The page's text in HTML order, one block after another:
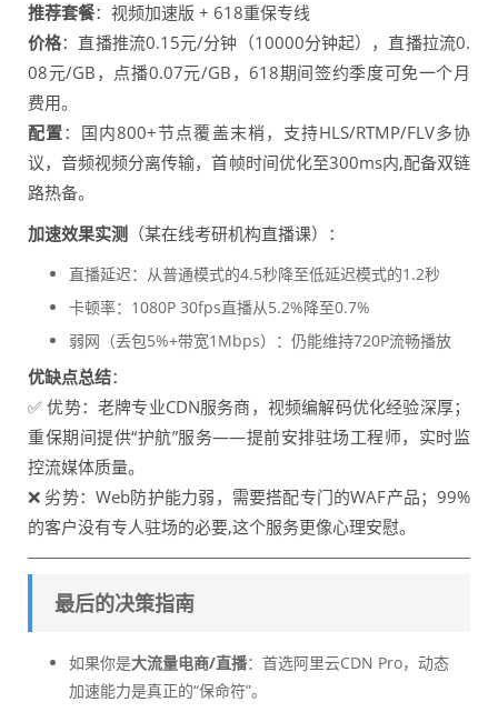
推荐套餐：视频加速版 + 618重保专线
价格：直播推流0.15元/分钟（10000分钟起），直播拉流0.
08元/GB，点播0.07元/GB，618期间签约季度可免一个月
费用。
配置：国内800+节点覆盖末梢，支持HLS/RTMP/FLV多协
议，音频视频分离传输，首帧时间优化至300ms内,配备双链
路热备。
加速效果实测 （某在线考研机构直播课）：
直播延迟：从普通模式的4.5秒降至低延迟模式的1.2秒
卡顿率：1080P 30fps直播从5.2%降至0.7%
弱网（丢包5%+带宽1Mbps）：仍能维持720P流畅播放
优缺点总结：
✅ 优势：老牌专业CDN服务商，视频编解码优化经验深厚；
重保期间提供“护航”服务——提前安排驻场工程师，实时监
控流媒体质量。
❌ 劣势：Web防护能力弱，需要搭配专门的WAF产品；99%
的客户没有专人驻场的必要,这个服务更像心理安慰。
最后的决策指南
如果你是大流量电商/直播：首选阿里云CDN Pro，动态
加速能力是真正的“保命符”。